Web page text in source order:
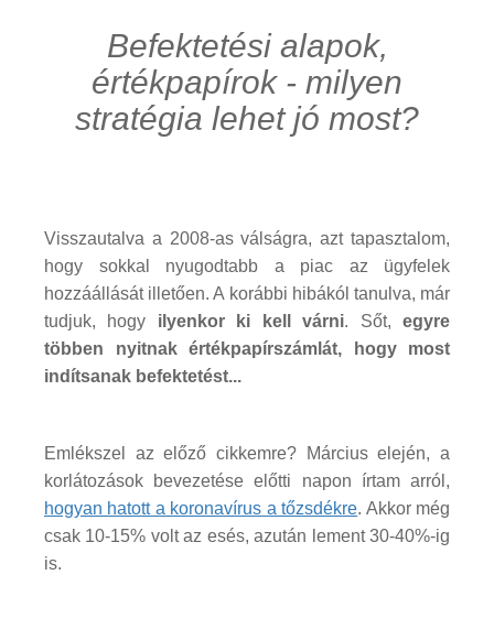
Befektetési alapok,
értékpapírok - milyen
stratégia lehet jó most?
Visszautalva a 2008-as válságra, azt tapasztalom,
hogy sokkal nyugodtabb a piac az ügyfelek
hozzáállását illetően. A korábbi hibákól tanulva, már
tudjuk, hogy ilyenkor ki kell várni. Sőt, egyre
többen nyitnak értékpapírszámlát, hogy most
indítsanak befektetést...
Emlékszel az előző cikkemre? Március elején, a
korlátozások bevezetése előtti napon írtam arról,
hogyan hatott a koronavírus a tőzsdékre. Akkor még
csak 10-15% volt az esés, azután lement 30-40%-ig
is.